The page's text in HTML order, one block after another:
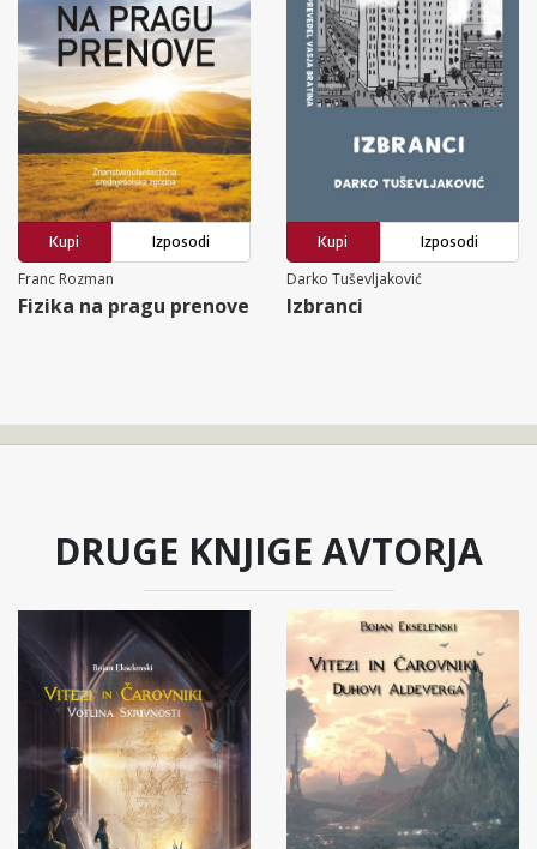
Kupi
Izposodi
Franc Rozman
Fizika na pragu prenove
Kupi
Izposodi
Darko Tuševljaković
Izbranci
DRUGE KNJIGE AVTORJA